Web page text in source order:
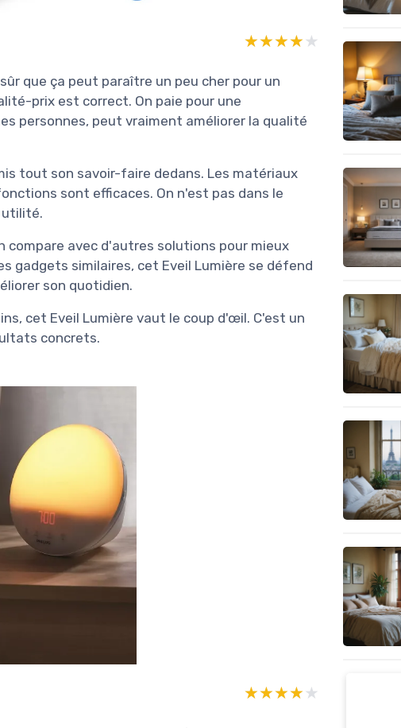
★★★★★
★★★★★
que ça peut paraître un peu cher pour un
prix est correct. On paie pour une
personnes, peut vraiment améliorer la qualité
tout son savoir-faire dedans. Les matériaux
sont efficaces. On n'est pas dans le
utilité.
compare avec d'autres solutions pour mieux
gadgets similaires, cet Eveil Lumière se défend
son quotidien.
cet Eveil Lumière vaut le coup d'œil. C'est un
concrets.
★★★★★
★★★★★